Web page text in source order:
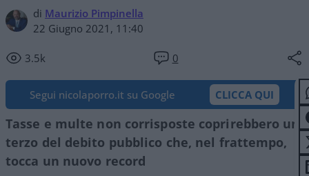
di Maurizio Pimpinella
22 Giugno 2021, 11:40
3.5k 0
Segui nicolaporro.it su Google CLICCA QUI
Tasse e multe non corrisposte coprirebbero un
terzo del debito pubblico che, nel frattempo,
tocca un nuovo record